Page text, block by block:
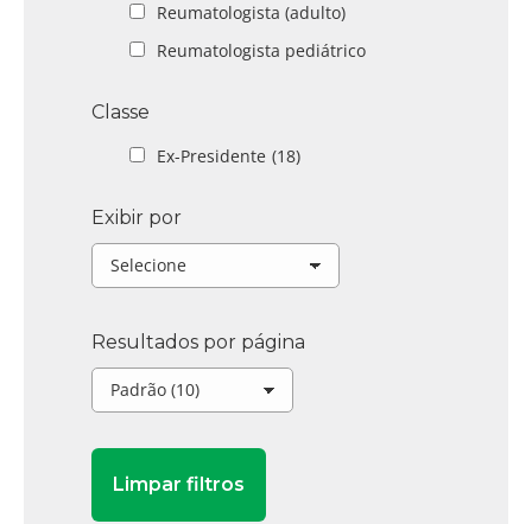
Reumatologista (adulto)
Reumatologista pediátrico
Classe
Ex-Presidente (18)
Exibir por
Resultados por página